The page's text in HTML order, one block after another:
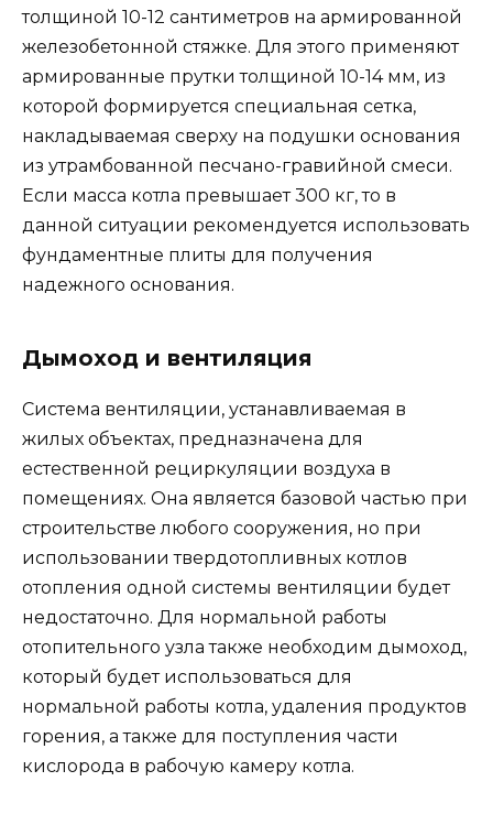
толщиной 10-12 сантиметров на армированной
железобетонной стяжке. Для этого применяют
армированные прутки толщиной 10-14 мм, из
которой формируется специальная сетка,
накладываемая сверху на подушки основания
из утрамбованной песчано-гравийной смеси.
Если масса котла превышает 300 кг, то в
данной ситуации рекомендуется использовать
фундаментные плиты для получения
надежного основания.
Дымоход и вентиляция
Система вентиляции, устанавливаемая в
жилых объектах, предназначена для
естественной рециркуляции воздуха в
помещениях. Она является базовой частью при
строительстве любого сооружения, но при
использовании твердотопливных котлов
отопления одной системы вентиляции будет
недостаточно. Для нормальной работы
отопительного узла также необходим дымоход,
который будет использоваться для
нормальной работы котла, удаления продуктов
горения, а также для поступления части
кислорода в рабочую камеру котла.